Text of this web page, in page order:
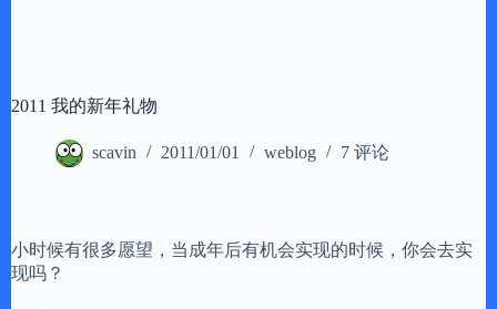
2011 我的新年礼物
scavin 2011/01/01 weblog 7 评论
小时候有很多愿望，当成年后有机会实现的时候，你会去实
现吗？